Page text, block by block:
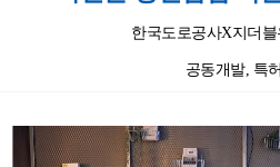
한국도로공사X지더
공동개발, 특